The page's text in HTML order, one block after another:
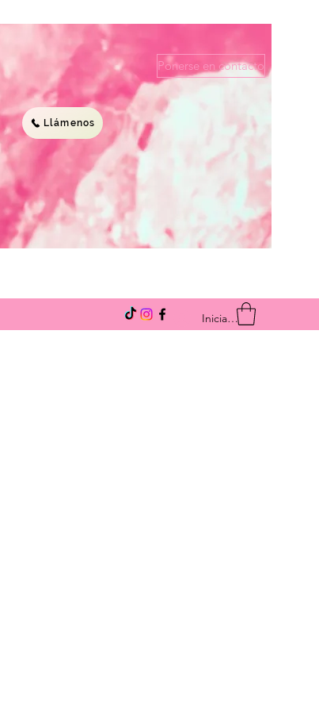
Ponerse en contacto
Llámenos
Iniciar sesión